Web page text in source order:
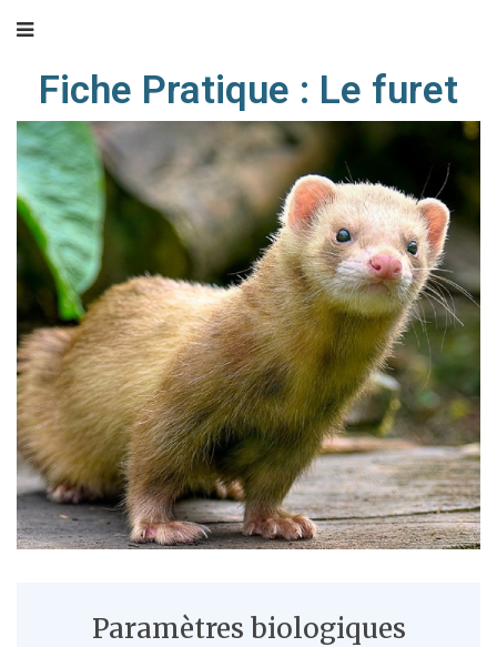
Fiche Pratique : Le furet
Paramètres biologiques